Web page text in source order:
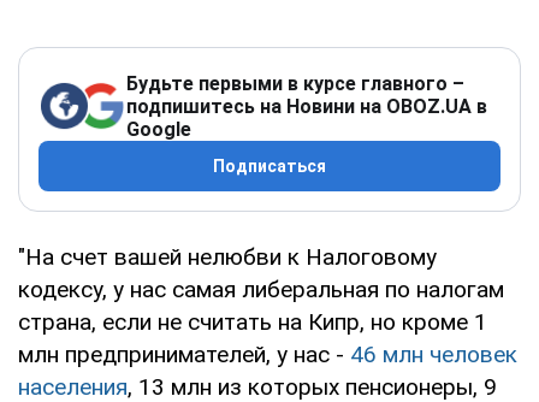
Будьте первыми в курсе главного –
подпишитесь на Новини на OBOZ.UA в
Google
Подписаться
"На счет вашей нелюбви к Налоговому
кодексу, у нас самая либеральная по налогам
страна, если не считать на Кипр, но кроме 1
млн предпринимателей, у нас - 46 млн человек
населения, 13 млн из которых пенсионеры, 9